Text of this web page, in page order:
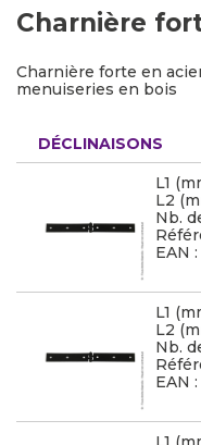
Charnière
Charnière forte en
menuiseries en bois
DÉCLINAISONS
L1
L2
Nb.
EAN
L1
L2
Nb.
EAN